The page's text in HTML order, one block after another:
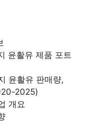
윤활유 제품 포트
윤활유 판매량,
2025)
개요